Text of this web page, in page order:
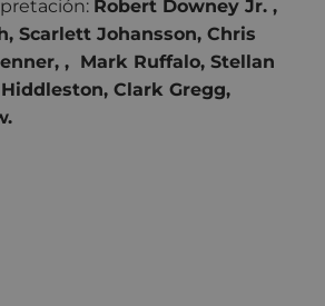
Robert Downey Jr. ,
, Scarlett Johansson, Chris
, , Mark Ruffalo, Stellan
, Clark Gregg,
.